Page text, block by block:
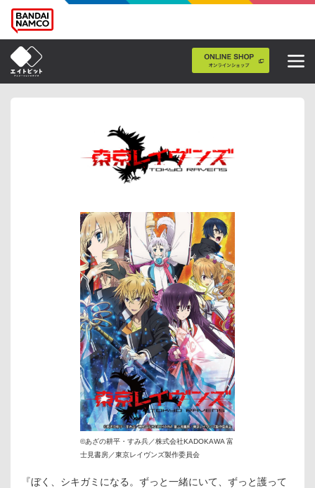
©あざの耕平・すみ兵／株式会社KADOKAWA 富
士見書房／東京レイヴンズ製作委員会
『ぼく、シキガミになる。ずっと一緒にいて、ずっと護って